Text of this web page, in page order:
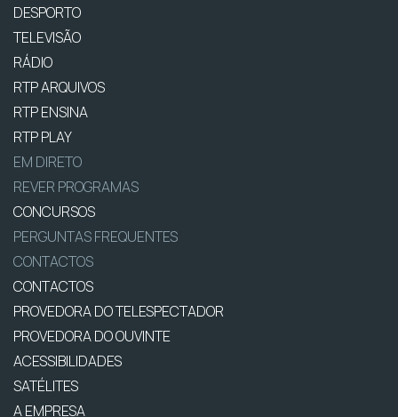
DESPORTO
TELEVISÃO
RÁDIO
RTP ARQUIVOS
RTP ENSINA
RTP PLAY
EM DIRETO
REVER PROGRAMAS
CONCURSOS
PERGUNTAS FREQUENTES
CONTACTOS
CONTACTOS
PROVEDORA DO TELESPECTADOR
PROVEDORA DO OUVINTE
ACESSIBILIDADES
SATÉLITES
A EMPRESA